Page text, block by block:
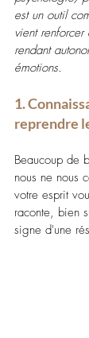
est un outil
vient
rendant
émotions.
1.
reprendre
Beaucoup de
nous ne nous
votre esprit
raconte, bien
signe d'une